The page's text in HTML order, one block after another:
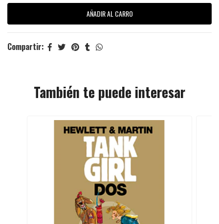
Compartir:
También te puede interesar